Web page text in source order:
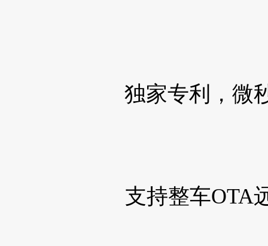
独家专利，微
支持整车OTA